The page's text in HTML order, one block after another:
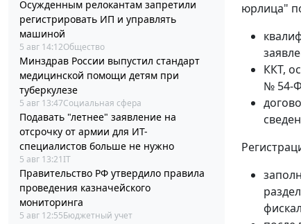
Осужденным релокантам запретили
регистрировать ИП и управлять
машиной
5 авг 14:12Общество
Минздрав России выпустил стандарт
медицинской помощи детям при
туберкулезе
5 авг 13:47Социальная сфера
Подавать "летнее" заявление на
отсрочку от армии для ИТ-
специалистов больше не нужно
5 авг 13:21IT
Правительство РФ утвердило правила
проведения казначейского
мониторинга
5 авг 12:55Бюджетный учет
юрлица"
ККТ,
№ 54-